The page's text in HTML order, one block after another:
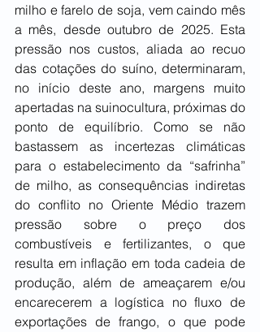
milho e farelo de soja, vem caindo mês
a mês, desde outubro de 2025. Esta
pressão nos custos, aliada ao recuo
das cotações do suíno, determinaram,
no início deste ano, margens muito
apertadas na suinocultura, próximas do
ponto de equilíbrio. Como se não
bastassem as incertezas climáticas
para o estabelecimento da “safrinha”
de milho, as consequências indiretas
do conflito no Oriente Médio trazem
pressão sobre o preço dos
combustíveis e fertilizantes, o que
resulta em inflação em toda cadeia de
produção, além de ameaçarem e/ou
encarecerem a logística no fluxo de
exportações de frango, o que pode